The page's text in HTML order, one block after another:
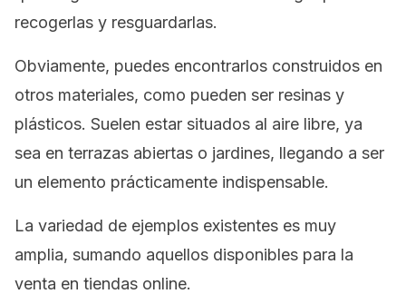
recogerlas y resguardarlas.
Obviamente, puedes encontrarlos construidos en
otros materiales, como pueden ser resinas y
plásticos. Suelen estar situados al aire libre, ya
sea en terrazas abiertas o jardines, llegando a ser
un elemento prácticamente indispensable.
La variedad de ejemplos existentes es muy
amplia, sumando aquellos disponibles para la
venta en tiendas online.